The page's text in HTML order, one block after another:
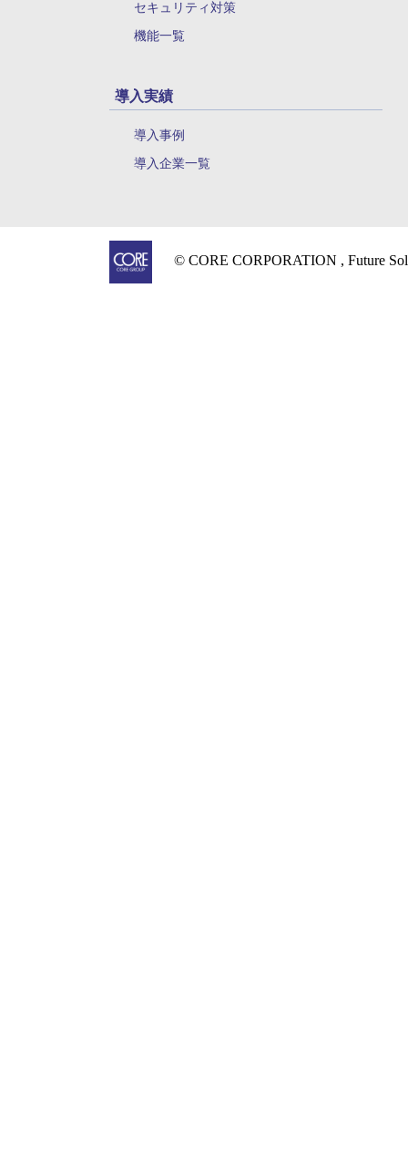
セキュリティ対策
機能一覧
導入実績
導入事例
導入企業一覧
© CORE CORPORATION , Future